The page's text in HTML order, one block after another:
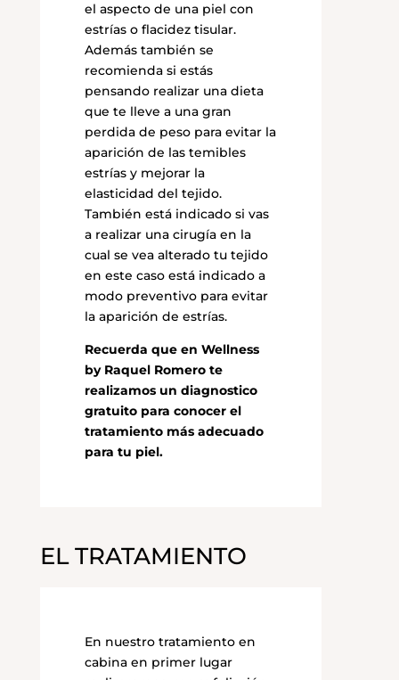
el aspecto de una piel con
estrías o flacidez tisular.
Además también se
recomienda si estás
pensando realizar una dieta
que te lleve a una gran
perdida de peso para evitar la
aparición de las temibles
estrías y mejorar la
elasticidad del tejido.
También está indicado si vas
a realizar una cirugía en la
cual se vea alterado tu tejido
en este caso está indicado a
modo preventivo para evitar
la aparición de estrías.
Recuerda que en Wellness
by Raquel Romero te
realizamos un diagnostico
gratuito para conocer el
tratamiento más adecuado
para tu piel.
EL TRATAMIENTO
En nuestro tratamiento en
cabina en primer lugar